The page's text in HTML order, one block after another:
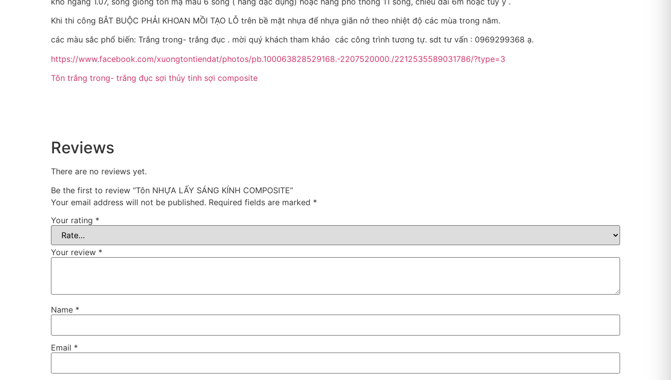
Khi thi công BẮT BUỘC PHẢI KHOAN MỒI TẠO LỖ trên bề mặt nhựa để nhựa giãn nở theo nhiệt độ các mùa trong năm.
các màu sắc phổ biến: Trắng trong- trắng đục . mời quý khách tham khảo các công trình tương tự. sdt tư vấn : 0969299368 ạ.
https://www.facebook.com/xuongtontiendat/photos/pb.100063828529168.-2207520000./2212535589031786/?type=3
Tôn trắng trong- trắng đục sợi thủy tinh sợi composite
Reviews
There are no reviews yet.
Be the first to review “Tôn NHỰA LẤY SÁNG KÍNH COMPOSITE”
Your email address will not be published. Required fields are marked *
Your rating *
Your review *
Name *
Email *